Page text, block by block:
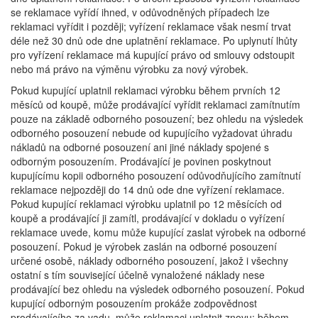
se reklamace vyřídí ihned, v odůvodněných případech lze
reklamaci vyřídit i později; vyřízení reklamace však nesmí trvat
déle než 30 dnů ode dne uplatnění reklamace. Po uplynutí lhůty
pro vyřízení reklamace má kupující právo od smlouvy odstoupit
nebo má právo na výměnu výrobku za nový výrobek.
Pokud kupující uplatnil reklamaci výrobku během prvních 12
měsíců od koupě, může prodávající vyřídit reklamaci zamítnutím
pouze na základě odborného posouzení; bez ohledu na výsledek
odborného posouzení nebude od kupujícího vyžadovat úhradu
nákladů na odborné posouzení ani jiné náklady spojené s
odborným posouzením. Prodávající je povinen poskytnout
kupujícímu kopii odborného posouzení odůvodňujícího zamítnutí
reklamace nejpozději do 14 dnů ode dne vyřízení reklamace.
Pokud kupující reklamaci výrobku uplatnil po 12 měsících od
koupě a prodávající ji zamítl, prodávající v dokladu o vyřízení
reklamace uvede, komu může kupující zaslat výrobek na odborné
posouzení. Pokud je výrobek zaslán na odborné posouzení
určené osobě, náklady odborného posouzení, jakož i všechny
ostatní s tím související účelně vynaložené náklady nese
prodávající bez ohledu na výsledek odborného posouzení. Pokud
kupující odborným posouzením prokáže zodpovědnost